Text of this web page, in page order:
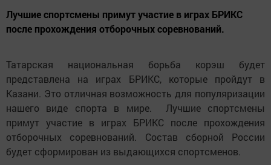
Лучшие спортсмены примут участие в играх БРИКС
после прохождения отборочных соревнований.
Татарская национальная борьба корэш будет
представлена на играх БРИКС, которые пройдут в
Казани. Это отличная возможность для популяризации
нашего виде спорта в мире. Лучшие спортсмены
примут участие в играх БРИКС после прохождения
отборочных соревнований. Состав сборной России
будет сформирован из выдающихся спортсменов.